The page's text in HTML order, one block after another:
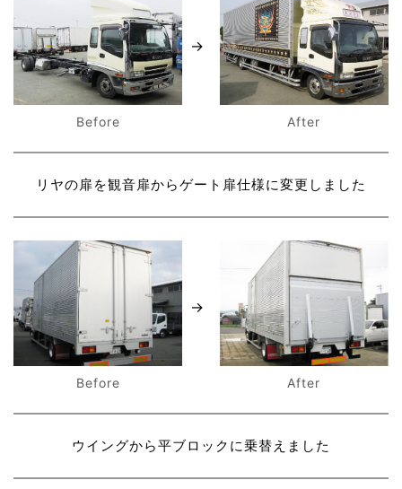
Before After
リヤの扉を観音扉からゲート扉仕様に変更しました
Before After
ウイングから平ブロックに乗替えました